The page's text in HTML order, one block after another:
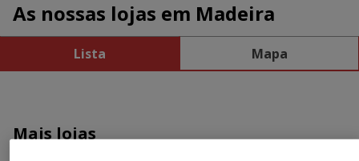
As nossas lojas em Madeira
Lista Mapa
Kiwoko Funchal
Mais lojas